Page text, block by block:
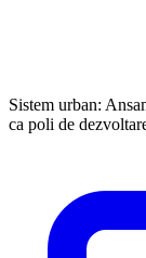
Sistem urban:
ca poli de